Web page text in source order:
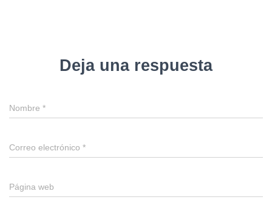
Deja una respuesta
Nombre *
Correo electrónico *
Página web